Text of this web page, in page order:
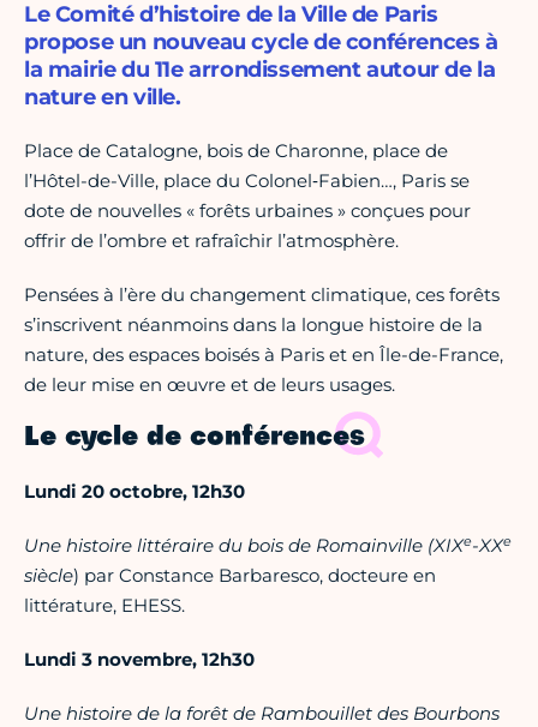
Le Comité d’histoire de la Ville de Paris
propose un nouveau cycle de conférences à
la mairie du 11e arrondissement autour de la
nature en ville.
Place de Catalogne, bois de Charonne, place de
l’Hôtel-de-Ville, place du Colonel‑Fabien…, Paris se
dote de nouvelles « forêts urbaines » conçues pour
offrir de l’ombre et rafraîchir l’atmosphère.
Pensées à l’ère du changement climatique, ces forêts
s’inscrivent néanmoins dans la longue histoire de la
nature, des espaces boisés à Paris et en Île-de-France,
de leur mise en œuvre et de leurs usages.
Le cycle de conférences
Lundi 20 octobre, 12h30
Une histoire littéraire du bois de Romainville (XIXe-XXe
siècle) par Constance Barbaresco, docteure en
littérature, EHESS.
Lundi 3 novembre, 12h30
Une histoire de la forêt de Rambouillet des Bourbons